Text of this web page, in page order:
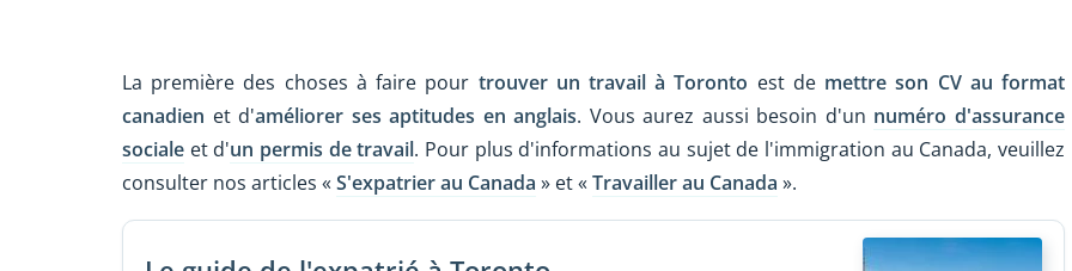
La première des choses à faire pour trouver un travail à Toronto est de mettre son CV au format
canadien et d'améliorer ses aptitudes en anglais. Vous aurez aussi besoin d'un numéro d'assurance
sociale et d'un permis de travail. Pour plus d'informations au sujet de l'immigration au Canada, veuillez
consulter nos articles «S'expatrier au Canada » et «Travailler au Canada ».